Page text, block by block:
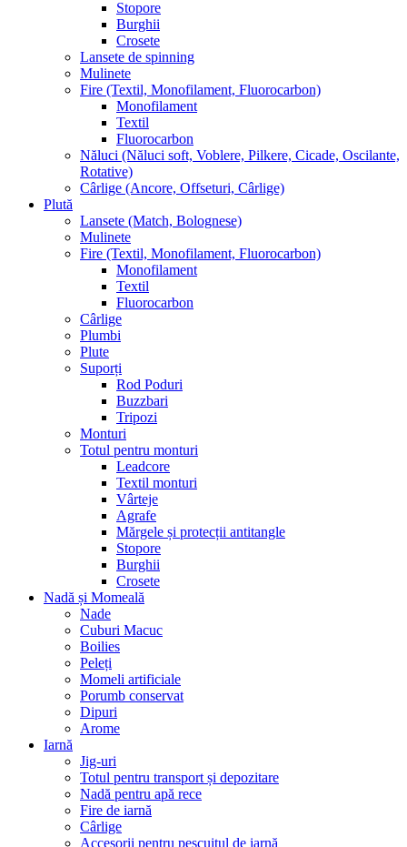
Stopore
Burghii
Crosete
Lansete de spinning
Mulinete
Fire (Textil, Monofilament, Fluorocarbon)
Monofilament
Textil
Fluorocarbon
Năluci (Năluci soft, Voblere, Pilkere, Cicade, Oscilante,
Rotative)
Cârlige (Ancore, Offseturi, Cârlige)
Plută
Lansete (Match, Bolognese)
Mulinete
Fire (Textil, Monofilament, Fluorocarbon)
Monofilament
Textil
Fluorocarbon
Cârlige
Plumbi
Plute
Suporți
Rod Poduri
Buzzbari
Tripozi
Monturi
Totul pentru monturi
Leadcore
Textil monturi
Vârteje
Agrafe
Mărgele și protecții antitangle
Stopore
Burghii
Crosete
Nadă și Momeală
Nade
Cuburi Macuc
Boilies
Peleți
Momeli artificiale
Porumb conservat
Dipuri
Arome
Iarnă
Jig-uri
Totul pentru transport și depozitare
Nadă pentru apă rece
Fire de iarnă
Cârlige
Accesorii pentru pescuitul de iarnă